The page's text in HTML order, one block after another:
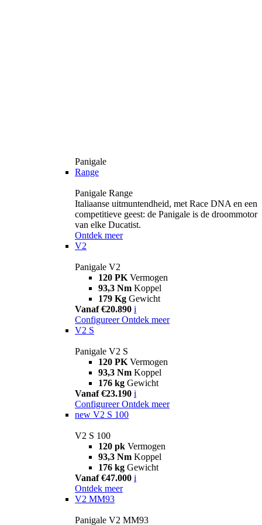
Panigale
Range
Panigale Range
Italiaanse uitmuntendheid, met Race DNA en een
competitieve geest: de Panigale is de droommotor
van elke Ducatist.
Ontdek meer
V2
Panigale V2
120 PK Vermogen
93,3 Nm Koppel
179 Kg Gewicht
Vanaf €20.890 i
Configureer Ontdek meer
V2 S
Panigale V2 S
120 PK Vermogen
93,3 Nm Koppel
176 kg Gewicht
Vanaf €23.190 i
Configureer Ontdek meer
new V2 S 100
V2 S 100
120 pk Vermogen
93,3 Nm Koppel
176 kg Gewicht
Vanaf €47.000 i
Ontdek meer
V2 MM93
Panigale V2 MM93